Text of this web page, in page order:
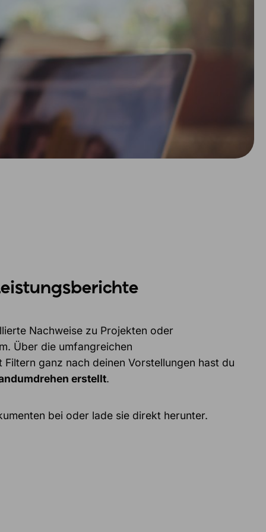
Nachweise zu Projekten oder
Über die umfangreichen
ganz nach deinen Vorstellungen hast du
erstellt.
bei oder lade sie direkt herunter.